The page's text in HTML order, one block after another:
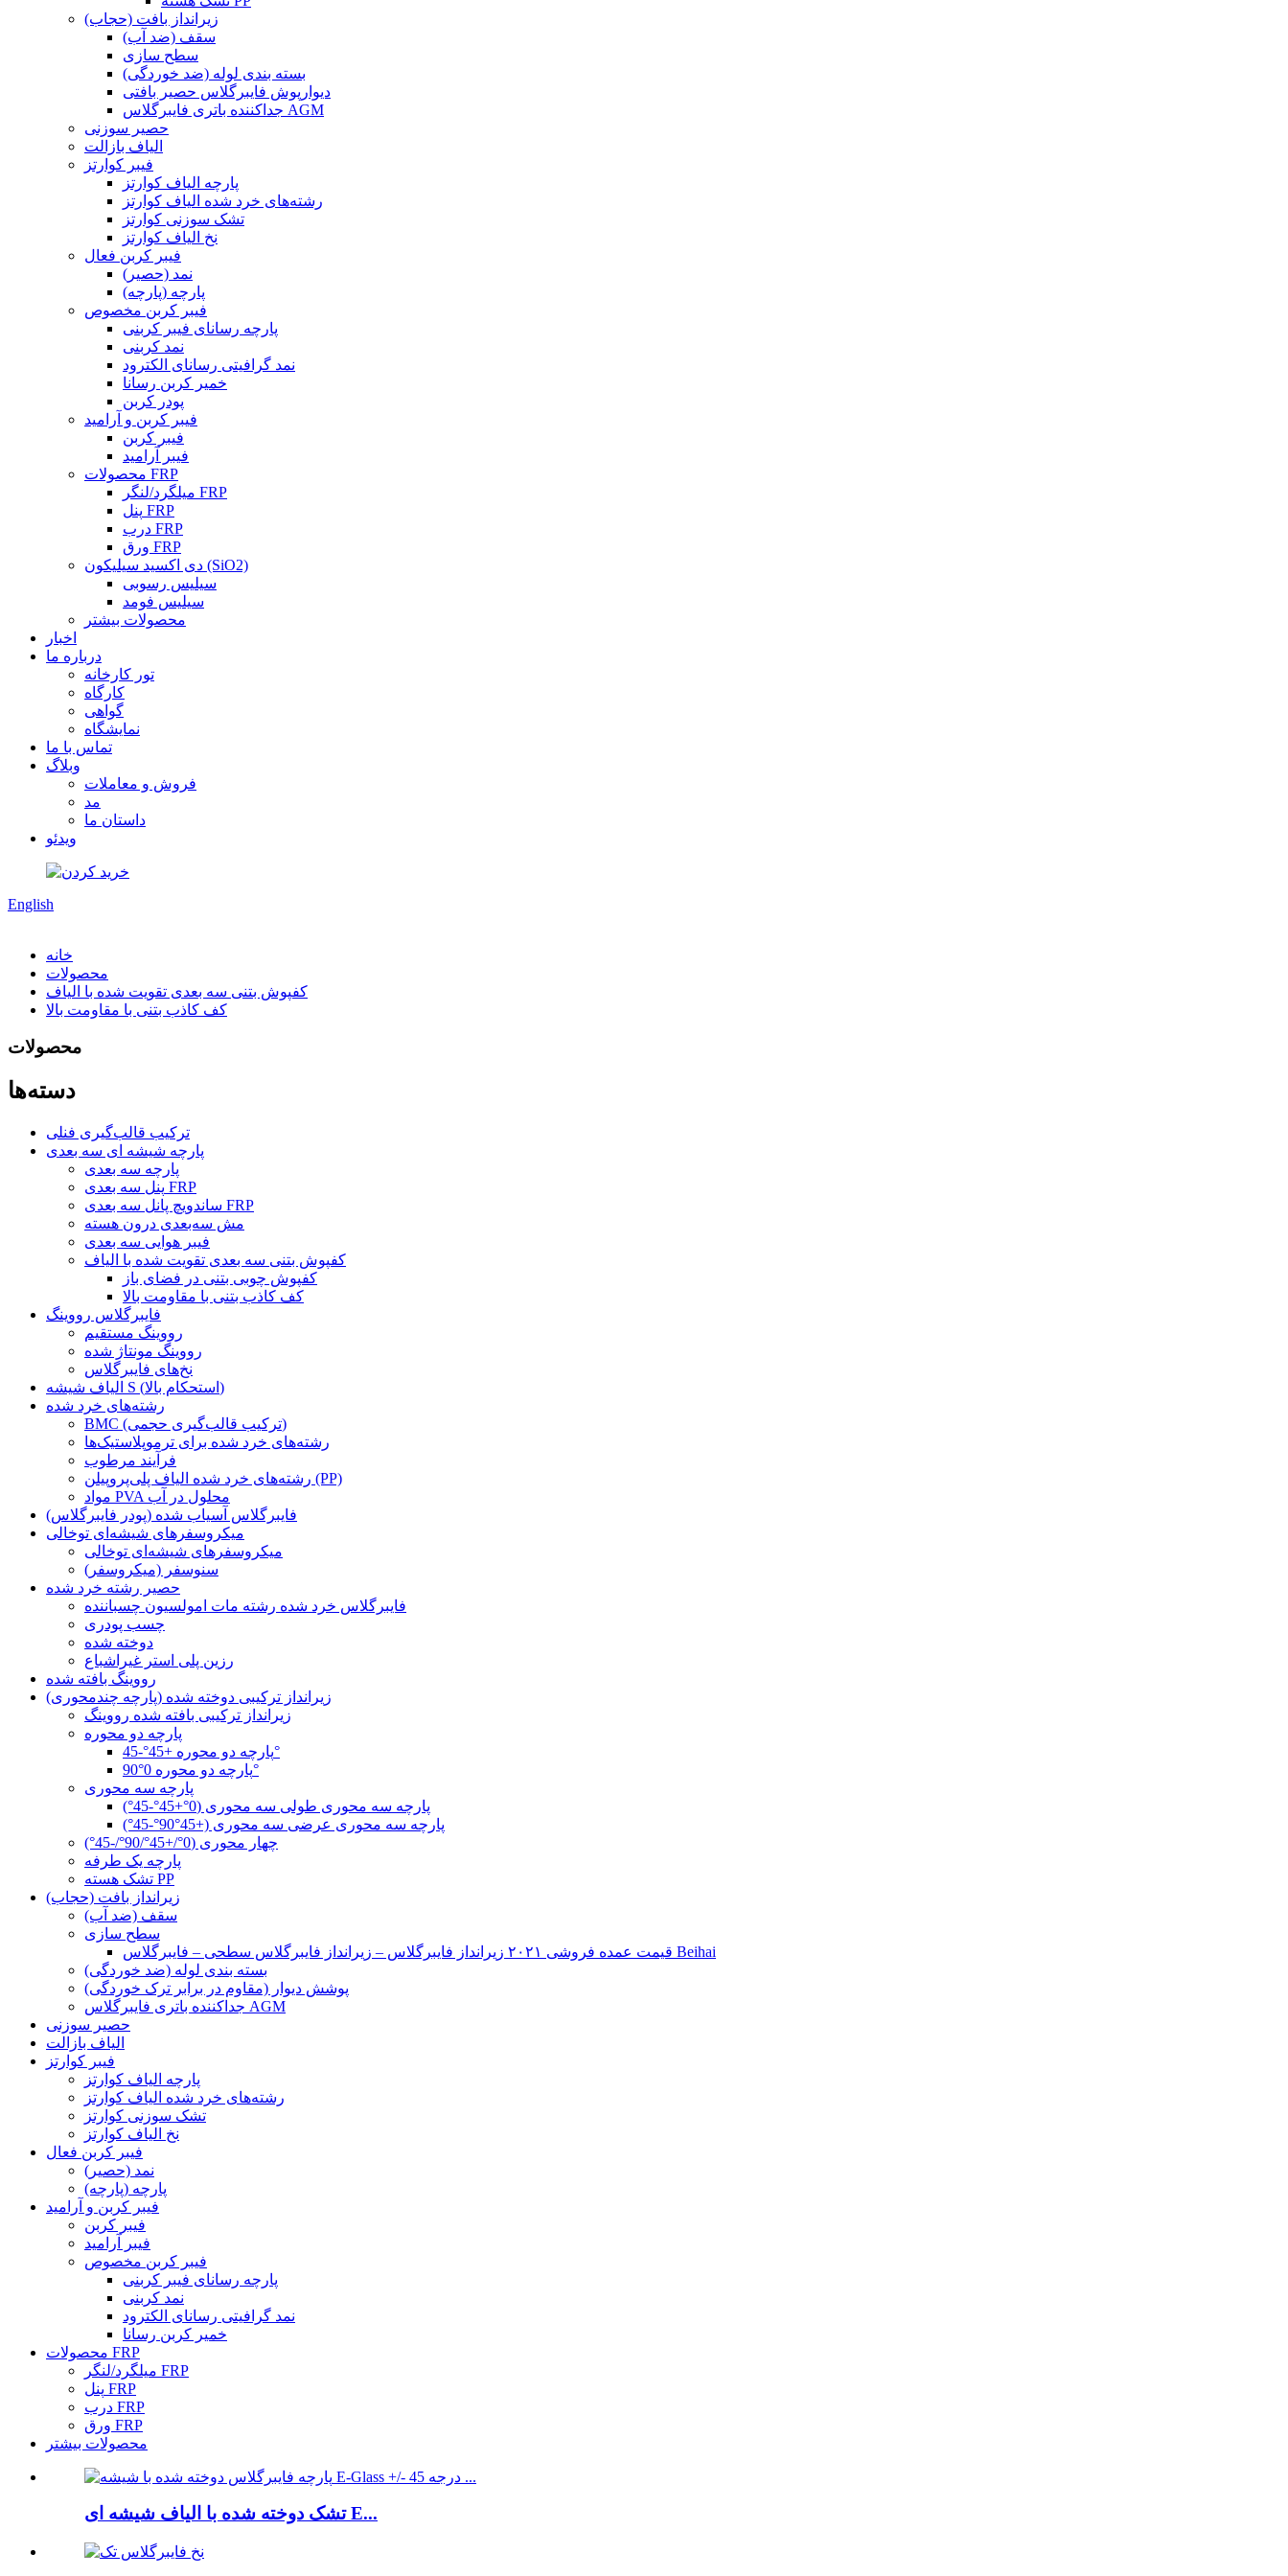
زیرانداز بافت (حجاب)
سقف (ضد آب)
سطح سازی
بسته بندی لوله (ضد خوردگی)
دیوارپوش فایبرگلاس حصیر بافتی
جداکننده باتری فایبرگلاس AGM
حصیر سوزنی
الیاف بازالت
فیبر کوارتز
پارچه الیاف کوارتز
رشته‌های خرد شده الیاف کوارتز
تشک سوزنی کوارتز
نخ الیاف کوارتز
فیبر کربن فعال
نمد (حصیر)
پارچه (پارچه)
فیبر کربن مخصوص
پارچه رسانای فیبر کربنی
نمد کربنی
نمد گرافیتی رسانای الکترود
خمیر کربن رسانا
پودر کربن
فیبر کربن و آرامید
فیبر کربن
فیبر آرامید
محصولات FRP
میلگرد/لنگر FRP
پنل FRP
درب FRP
ورق FRP
دی اکسید سیلیکون (SiO2)
سیلیس رسوبی
سیلیس فومد
محصولات بیشتر
اخبار
درباره ما
تور کارخانه
کارگاه
گواهی
نمایشگاه
تماس با ما
وبلاگ
فروش و معاملات
مد
داستان ما
ویدئو
English
خانه
محصولات
کفپوش بتنی سه بعدی تقویت شده با الیاف
کف کاذب بتنی با مقاومت بالا
محصولات
دسته‌ها
ترکیب قالب‌گیری فنلی
پارچه شیشه ای سه بعدی
پارچه سه بعدی
پنل سه بعدی FRP
ساندویچ پانل سه بعدی FRP
مش سه‌بعدی درون هسته
فیبر هوایی سه بعدی
کفپوش بتنی سه بعدی تقویت شده با الیاف
کفپوش چوبی بتنی در فضای باز
کف کاذب بتنی با مقاومت بالا
فایبرگلاس رووینگ
رووینگ مستقیم
رووینگ مونتاژ شده
نخ‌های فایبرگلاس
الیاف شیشه S (استحکام بالا)
رشته‌های خرد شده
BMC (ترکیب قالب‌گیری حجمی)
رشته‌های خرد شده برای ترموپلاستیک‌ها
فرآیند مرطوب
رشته‌های خرد شده الیاف پلی‌پروپیلن (PP)
مواد PVA محلول در آب
فایبرگلاس آسیاب شده (پودر فایبرگلاس)
میکروسفرهای شیشه‌ای توخالی
میکروسفرهای شیشه‌ای توخالی
سنوسفر (میکروسفر)
حصیر رشته خرد شده
فایبرگلاس خرد شده رشته مات امولسیون چسباننده
چسب پودری
دوخته شده
رزین پلی استر غیراشباع
رووینگ بافته شده
زیرانداز ترکیبی دوخته شده (پارچه چندمحوری)
زیرانداز ترکیبی بافته شده رووینگ
پارچه دو محوره
پارچه دو محوره +45°-45°
پارچه دو محوره 0°90°
پارچه سه محوری
پارچه سه محوری طولی سه محوری (0°+45°-45°)
پارچه سه محوری عرضی سه محوری (+45°90°-45°)
چهار محوری (0°/+45°/90°/-45°)
پارچه یک طرفه
تشک هسته PP
زیرانداز بافت (حجاب)
سقف (ضد آب)
سطح سازی
قیمت عمده فروشی ۲۰۲۱ زیرانداز فایبرگلاس – زیرانداز فایبرگلاس سطحی – فایبرگلاس Beihai
بسته بندی لوله (ضد خوردگی)
پوشش دیوار (مقاوم در برابر ترک خوردگی)
جداکننده باتری فایبرگلاس AGM
حصیر سوزنی
الیاف بازالت
فیبر کوارتز
پارچه الیاف کوارتز
رشته‌های خرد شده الیاف کوارتز
تشک سوزنی کوارتز
نخ الیاف کوارتز
فیبر کربن فعال
نمد (حصیر)
پارچه (پارچه)
فیبر کربن و آرامید
فیبر کربن
فیبر آرامید
فیبر کربن مخصوص
پارچه رسانای فیبر کربنی
نمد کربنی
نمد گرافیتی رسانای الکترود
خمیر کربن رسانا
محصولات FRP
میلگرد/لنگر FRP
پنل FRP
درب FRP
ورق FRP
محصولات بیشتر
تشک دوخته شده با الیاف شیشه ای E...